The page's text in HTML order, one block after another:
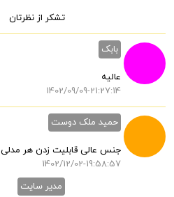
تشکر از نظرتان
بابک
عالیه
1402/09/09-21:27:14
حمید ملک دوست
جنس عالی قابلیت زدن هر مدلی
1402/12/02-19:58:57
مدیر سایت